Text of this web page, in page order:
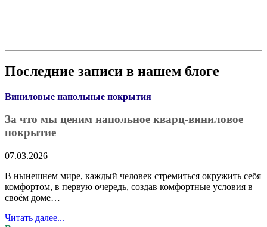
Последние записи в нашем блоге
Виниловые напольные покрытия
За что мы ценим напольное кварц-виниловое
покрытие
07.03.2026
В нынешнем мире, каждый человек стремиться окружить себя
комфортом, в первую очередь, создав комфортные условия в
своём доме…
Читать далее...